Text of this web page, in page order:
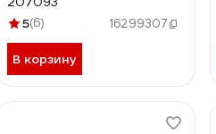
5(6) 16299307
В корзину